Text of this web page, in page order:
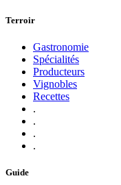
Terroir
Gastronomie
Spécialités
Producteurs
Vignobles
Recettes
.
.
.
.
Guide